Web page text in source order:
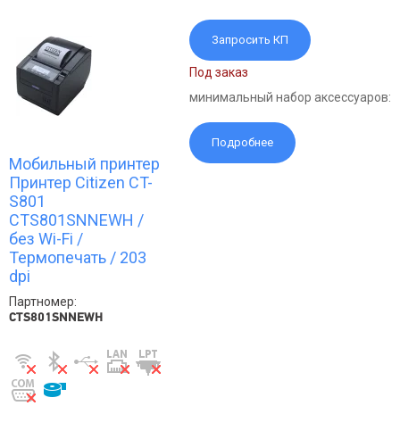
Запросить КП
Под заказ
минимальный набор аксессуаров:
Подробнее
Мобильный принтер
Принтер Citizen CT-
S801
CTS801SNNEWH /
без Wi-Fi /
Термопечать / 203
dpi
Партномер:
CTS801SNNEWH